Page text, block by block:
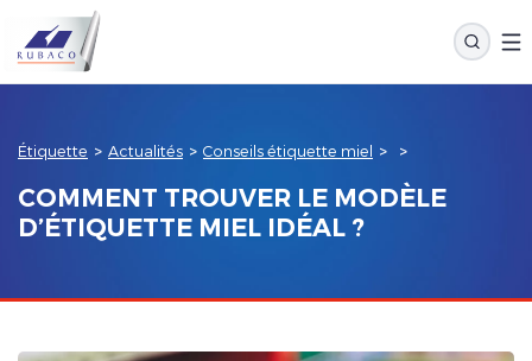
Étiquette > Actualités > Conseils étiquette miel > >
COMMENT TROUVER LE MODÈLE
D’ÉTIQUETTE MIEL IDÉAL ?